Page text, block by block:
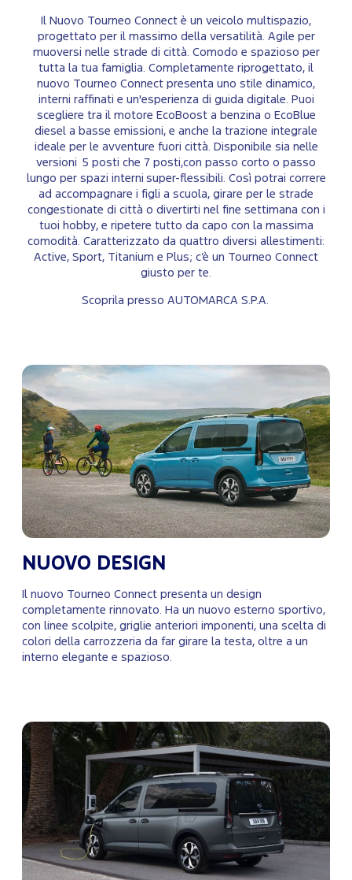
Il Nuovo Tourneo Connect è un veicolo multispazio,
progettato per il massimo della versatilità. Agile per
muoversi nelle strade di città. Comodo e spazioso per
tutta la tua famiglia. Completamente riprogettato, il
nuovo Tourneo Connect presenta uno stile dinamico,
interni raffinati e un'esperienza di guida digitale. Puoi
scegliere tra il motore EcoBoost a benzina o EcoBlue
diesel a basse emissioni, e anche la trazione integrale
ideale per le avventure fuori città. Disponibile sia nelle
versioni 5 posti che 7 posti,con passo corto o passo
lungo per spazi interni super-flessibili. Così potrai correre
ad accompagnare i figli a scuola, girare per le strade
congestionate di città o divertirti nel fine settimana con i
tuoi hobby, e ripetere tutto da capo con la massima
comodità. Caratterizzato da quattro diversi allestimenti:
Active, Sport, Titanium e Plus; c’è un Tourneo Connect
giusto per te.
Scoprila presso AUTOMARCA S.P.A.
NUOVO DESIGN
Il nuovo Tourneo Connect presenta un design
completamente rinnovato. Ha un nuovo esterno sportivo,
con linee scolpite, griglie anteriori imponenti, una scelta di
colori della carrozzeria da far girare la testa, oltre a un
interno elegante e spazioso.